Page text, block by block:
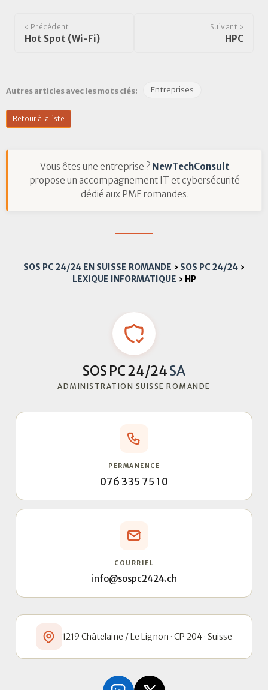
‹ Précédent
Hot Spot (Wi-Fi)
Suivant ›
HPC
Autres articles avec les mots clés: Entreprises
Retour à la liste
Vous êtes une entreprise ? NewTechConsult
propose un accompagnement IT et cybersécurité
dédié aux PME romandes.
SOS PC 24/24 EN SUISSE ROMANDE › SOS PC 24/24 ›
LEXIQUE INFORMATIQUE › HP
SOS PC 24/24SA
ADMINISTRATION SUISSE ROMANDE
PERMANENCE
076 335 75 10
COURRIEL
info@sospc2424.ch
1219 Châtelaine / Le Lignon · CP 204 · Suisse